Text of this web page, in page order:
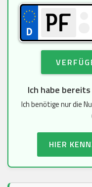
Ich habe
Ich benötige nur die
HIER